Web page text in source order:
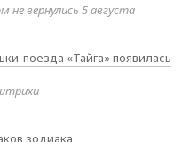
не вернулись 5 августа
поезда «Тайга» появилась
зодиака